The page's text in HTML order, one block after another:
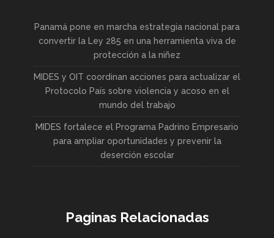
Panamá pone en marcha estrategia nacional para
convertir la Ley 285 en una herramienta viva de
protección a la niñez
MIDES y OIT coordinan acciones para actualizar el
Protocolo País sobre violencia y acoso en el
mundo del trabajo
MIDES fortalece el Programa Padrino Empresario
para ampliar oportunidades y prevenir la
deserción escolar
Paginas Relacionadas